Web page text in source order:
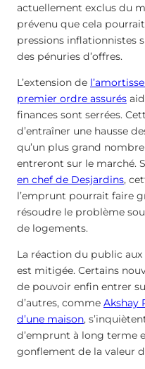
actuellement exclus du
prévenu que cela
pressions inflationnistes
des pénuries d’offres.
L’extension de
premier ordre assurés
finances sont serrées.
d’entraîner une hausse
qu’un plus grand
entreront sur le marché.
en chef de Desjardins,
l’emprunt pourrait faire
résoudre le problème
de logements.
La réaction du public
est mitigée. Certains
de pouvoir enfin entrer
d’autres, comme Akshay
d’une maison,
d’emprunt à long terme
gonflement de la valeur